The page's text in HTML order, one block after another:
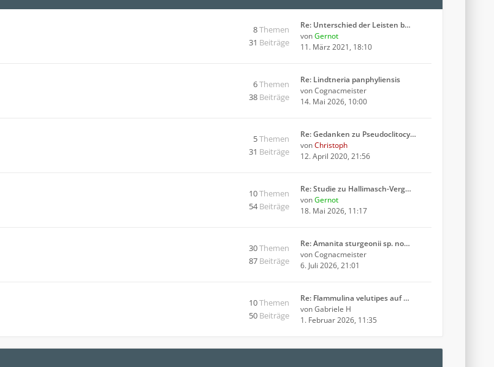
8Themen
31 Beiträge
Re: Unterschied der Leisten b…
vonGernot
11. März 2021, 18:10
6Themen
38 Beiträge
Re: Lindtneria panphyliensis
vonCognacmeister
14. Mai 2026, 10:00
5Themen
31 Beiträge
Re: Gedanken zu Pseudoclitocy…
vonChristoph
12. April 2020, 21:56
10Themen
54Beiträge
Re: Studie zu Hallimasch-Verg…
vonGernot
18. Mai 2026, 11:17
30Themen
87 Beiträge
Re: Amanita sturgeonii sp. no…
vonCognacmeister
6. Juli 2026, 21:01
10Themen
50 Beiträge
Re: Flammulina velutipes auf …
vonGabriele H
1. Februar 2026, 11:35